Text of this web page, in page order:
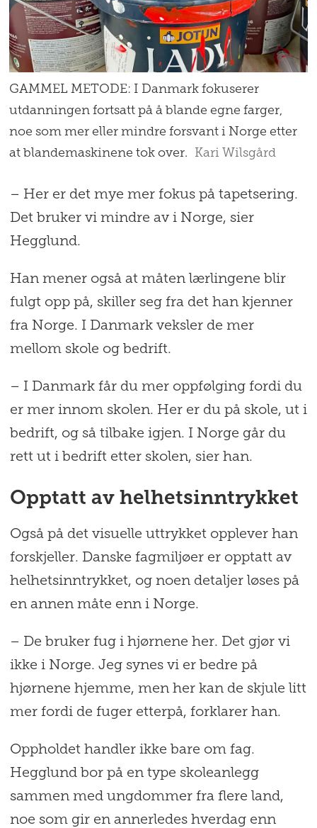
GAMMEL METODE: I Danmark fokuserer
utdanningen fortsatt på å blande egne farger,
noe som mer eller mindre forsvant i Norge etter
at blandemaskinene tok over.
Kari Wilsgård
– Her er det mye mer fokus på tapetsering.
Det bruker vi mindre av i Norge, sier
Hegglund.
Han mener også at måten lærlingene blir
fulgt opp på, skiller seg fra det han kjenner
fra Norge. I Danmark veksler de mer
mellom skole og bedrift.
– I Danmark får du mer oppfølging fordi du
er mer innom skolen. Her er du på skole, ut i
bedrift, og så tilbake igjen. I Norge går du
rett ut i bedrift etter skolen, sier han.
Opptatt av helhetsinntrykket
Også på det visuelle uttrykket opplever han
forskjeller. Danske fagmiljøer er opptatt av
helhetsinntrykket, og noen detaljer løses på
en annen måte enn i Norge.
– De bruker fug i hjørnene her. Det gjør vi
ikke i Norge. Jeg synes vi er bedre på
hjørnene hjemme, men her kan de skjule litt
mer fordi de fuger etterpå, forklarer han.
Oppholdet handler ikke bare om fag.
Hegglund bor på en type skoleanlegg
sammen med ungdommer fra flere land,
noe som gir en annerledes hverdag enn